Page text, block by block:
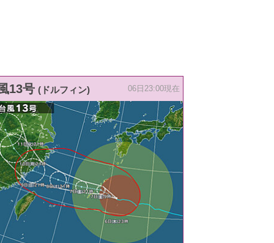
13号 (ドルフィン) 06日23:00現在